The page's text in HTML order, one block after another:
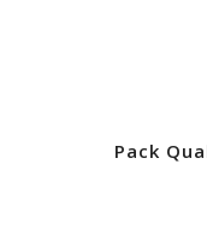
Pack